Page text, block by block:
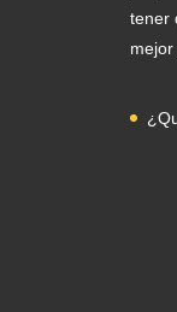
tener